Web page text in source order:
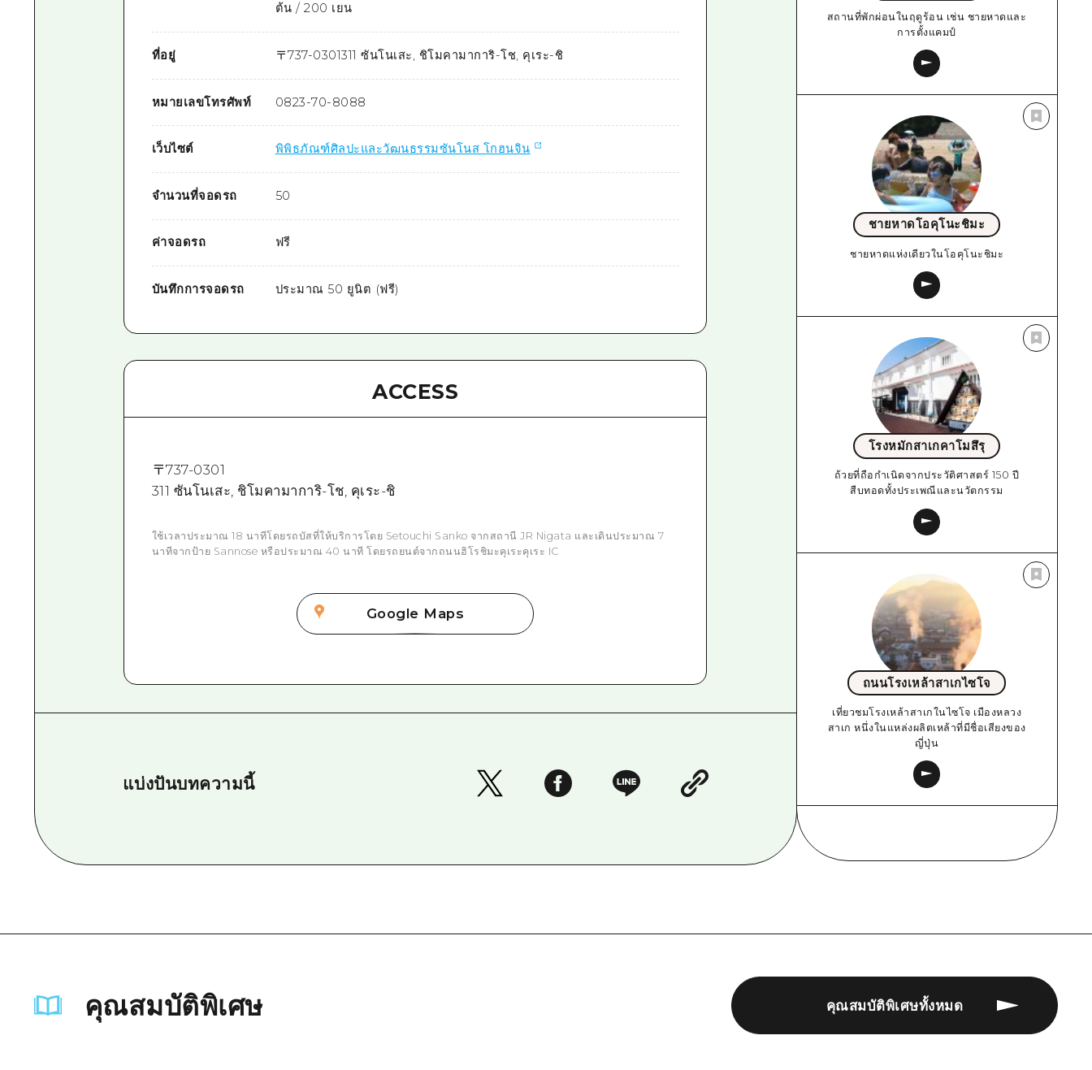
ต้น / 200 เยน
ที่อยู่ 〒737-0301311 ซันโนเสะ, ชิโมคามาการิ-โช, คุเระ-ชิ
หมายเลขโทรศัพท์ 0823-70-8088
เว็บไซต์ พิพิธภัณฑ์ศิลปะและวัฒนธรรมซันโนส โกฮนจิน
จำนวนที่จอดรถ 50
ค่าจอดรถ ฟรี
บันทึกการจอดรถ ประมาณ 50 ยูนิต (ฟรี)
ACCESS
〒737-0301
311 ซันโนเสะ, ชิโมคามาการิ-โช, คุเระ-ชิ
ใช้เวลาประมาณ 18 นาทีโดยรถบัสที่ให้บริการโดย Setouchi Sanko จากสถานี JR Nigata และเดินประมาณ 7
นาทีจากป้าย Sannose หรือประมาณ 40 นาที โดยรถยนต์จากถนนฮิโรชิมะคุเระคุเระ IC
Google Maps
แบ่งปันบทความนี้
สถานที่พักผ่อนในฤดูร้อน เช่น ชายหาดและ
การตั้งแคมป์
ชายหาดโอคุโนะชิมะ
ชายหาดแห่งเดียวในโอคุโนะชิมะ
โรงหมักสาเกคาโมสึรุ
ถ้วยที่ถือกำเนิดจากประวัติศาสตร์ 150 ปี
สืบทอดทั้งประเพณีและนวัตกรรม
ถนนโรงเหล้าสาเกไซโจ
เที่ยวชมโรงเหล้าสาเกในไซโจ เมืองหลวง
สาเก หนึ่งในแหล่งผลิตเหล้าที่มีชื่อเสียงของ
ญี่ปุ่น
คุณสมบัติพิเศษ คุณสมบัติพิเศษทั้งหมด